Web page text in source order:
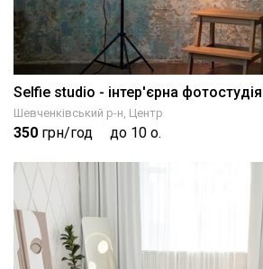
Selfie studio - інтер'єрна фотостудія
Шевченківський р-н, Центр
350 грн/год до 10 о.